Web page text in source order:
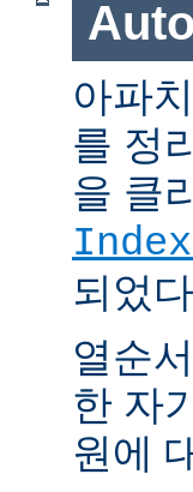
아파
를 정
을 클
되었
열순
한 자
원에